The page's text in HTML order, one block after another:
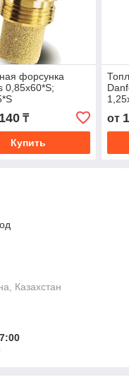
форсунка
0,85х60*S;
₸
Купить
от
Казахстан